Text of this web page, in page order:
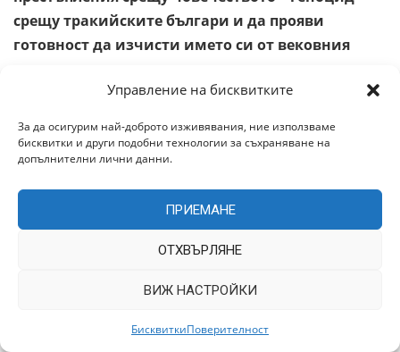
Управление на бисквитките
За да осигурим най-доброто изживявания, ние използваме
бисквитки и други подобни технологии за съхраняване на
допълнителни лични данни.
ПРИЕМАНЕ
ОТХВЪРЛЯНЕ
ВИЖ НАСТРОЙКИ
БисквиткиПоверителност
срещу тракийските българи и да прояви
готовност да изчисти името си от вековния
съвременния цивилизован свят. Отричането на
неоосманизма чрез турските медии и турския
политически и обществен живот не е път към
приобщаване на Турция към Европа, която
започва от България, нито път към бъдещето,
политици. Ако трябва да дешифрираме
преследваните от Турция с политиката на
и в частност по въпросите на тракийските